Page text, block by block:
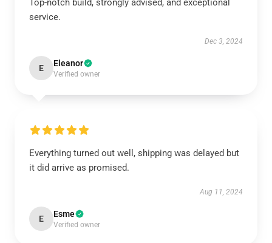
Top-notch build, strongly advised, and exceptional
service.
Dec 3, 2024
E Eleanor
Verified owner
Everything turned out well, shipping was delayed but
it did arrive as promised.
Aug 11, 2024
E Esme
Verified owner